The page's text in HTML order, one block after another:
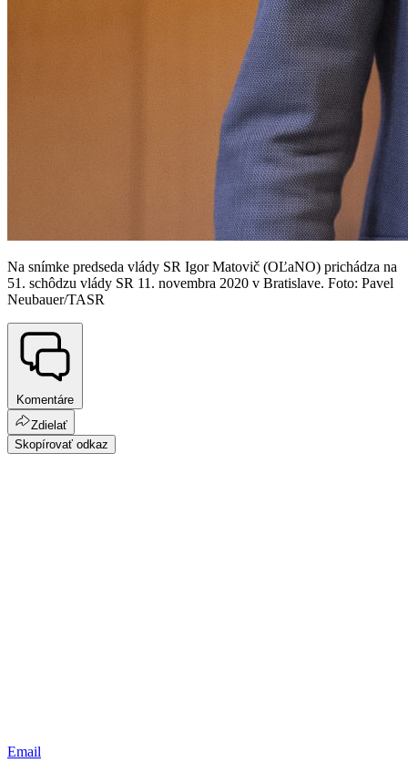
Na snímke predseda vlády SR Igor Matovič (OĽaNO) prichádza na
51. schôdzu vlády SR 11. novembra 2020 v Bratislave. Foto: Pavel
Neubauer/TASR
Komentáre
Zdielať
Skopírovať odkaz
Email